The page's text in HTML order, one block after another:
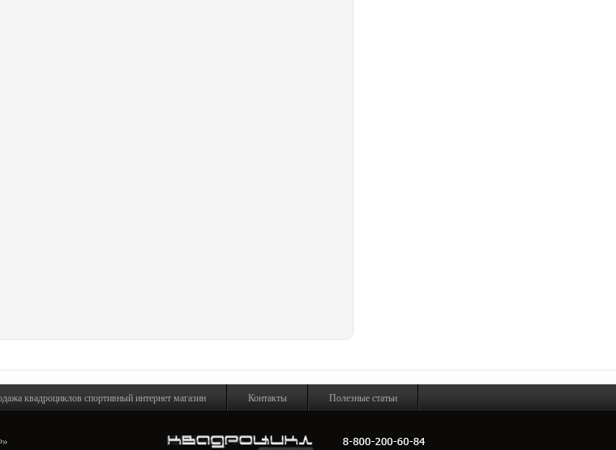
квадроциклов спортивный интернет магазин Контакты Полезные статьи